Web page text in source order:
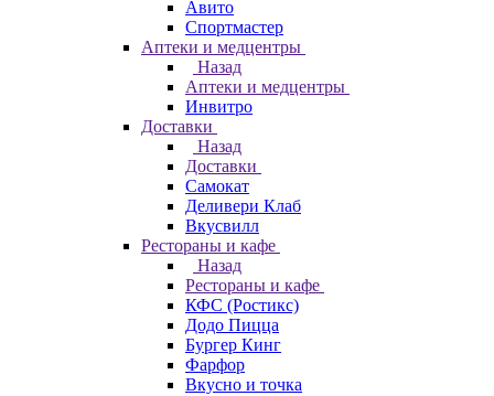
Авито
Спортмастер
Аптеки и медцентры
Назад
Аптеки и медцентры
Инвитро
Доставки
Назад
Доставки
Самокат
Деливери Клаб
Вкусвилл
Рестораны и кафе
Назад
Рестораны и кафе
КФС (Ростикс)
Додо Пицца
Бургер Кинг
Фарфор
Вкусно и точка